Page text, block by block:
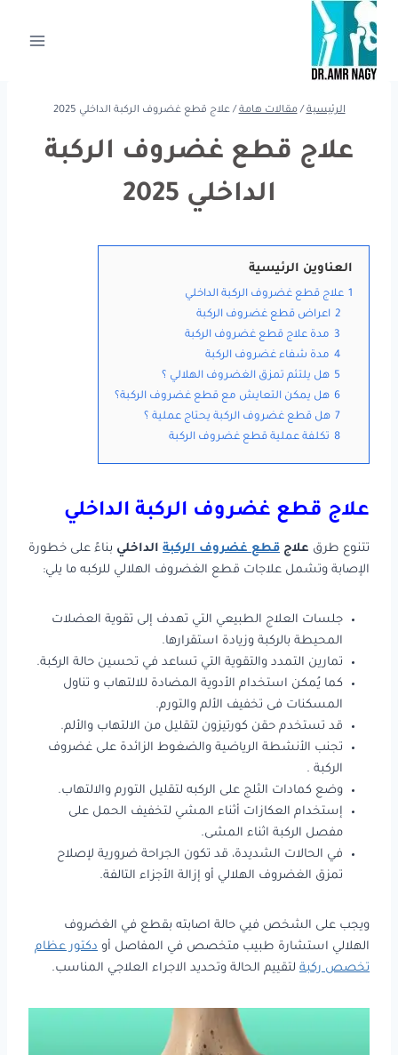
التجاوز
المحتوى
الرئيسية / مقالات هامة / علاج قطع غضروف الركبة الداخلي 2025
علاج قطع غضروف الركبة
الداخلي 2025
العناوين الرئيسية
1 علاج قطع غضروف الركبة الداخلي
2 اعراض قطع غضروف الركبة
3 مدة علاج قطع غضروف الركبة
4 مدة شفاء غضروف الركبة
5 هل يلتئم تمزق الغضروف الهلالي ؟
6 هل يمكن التعايش مع قطع غضروف الركبة؟
7 هل قطع غضروف الركبة يحتاج عملية ؟
8 تكلفة عملية قطع غضروف الركبة
علاج قطع غضروف الركبة الداخلي
تتنوع طرق علاج قطع غضروف الركبة الداخلي بناءً على خطورة
الإصابة وتشمل علاجات قطع الغضروف الهلالي للركبه ما يلي:
جلسات العلاج الطبيعي التي تهدف إلى تقوية العضلات
المحيطة بالركبة وزيادة استقرارها.
تمارين التمدد والتقوية التي تساعد في تحسين حالة الركبة.
كما يُمكن استخدام الأدوية المضادة للالتهاب و تناول
المسكنات فى تخفيف الألم والتورم.
قد تستخدم حقن كورتيزون لتقليل من الالتهاب والألم.
تجنب الأنشطة الرياضية والضغوط الزائدة على غضروف
الركبة .
وضع كمادات الثلج على الركبه لتقليل التورم والالتهاب.
إستخدام العكازات أثناء المشي لتخفيف الحمل على
مفصل الركبة اثناء المشى.
في الحالات الشديدة، قد تكون الجراحة ضرورية لإصلاح
تمزق الغضروف الهلالي أو إزالة الأجزاء التالفة.
ويجب على الشخص فيي حالة اصابته بقطع في الغضروف
الهلالي استشارة طبيب متخصص في المفاصل أو دكتور عظام
تخصص ركبة لتقييم الحالة وتحديد الاجراء العلاجي المناسب.